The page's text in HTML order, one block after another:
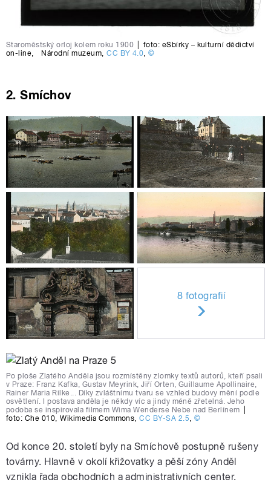
Staroměstský orloj kolem roku 1900 foto: eSbírky – kulturní dědictví
on-line ,Národní muzeum ,CC BY 4.0 ,©
2. Smíchov
8 fotografií
Po ploše Zlatého Anděla jsou rozmístěny zlomky textů autorů, kteří psali
v Praze: Franz Kafka, Gustav Meyrink, Jiří Orten, Guillaume Apollinaire,
Rainer Maria Rilke... Díky zvláštnímu tvaru se vzhled budovy mění podle
osvětlení. I postava anděla je někdy víc a jindy méně zřetelná. Jeho
podoba se inspirovala filmem Wima Wenderse Nebe nad Berlínem
foto: Che 010 ,Wikimedia Commons ,CC BY-SA 2.5 ,©
Od konce 20. století byly na Smíchově postupně rušeny
továrny. Hlavně v okolí křižovatky a pěší zóny Anděl
vznikla řada obchodních a administrativních center.